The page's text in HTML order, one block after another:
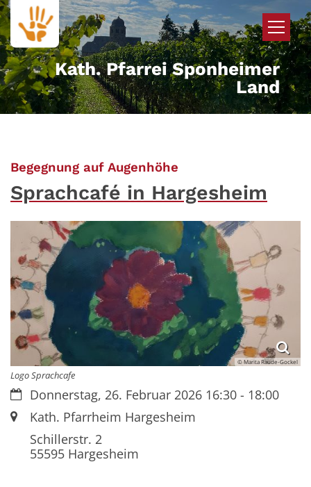
Zum Inhalt springen
Kath. Pfarrei Sponheimer
Land
Begegnung auf Augenhöhe
Sprachcafé in Hargesheim
© Marita Raude-Gockel
Logo Sprachcafe
Datum:Donnerstag, 26. Februar 2026 16:30 - 18:00
Ort:Kath. Pfarrheim Hargesheim
Schillerstr. 2
55595Hargesheim